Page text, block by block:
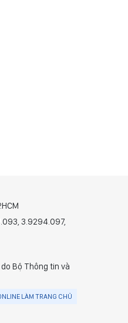
3.9294.097,
Bộ Thông tin và
LÀM TRANG CHỦ